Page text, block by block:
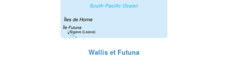
Wallis et Futuna